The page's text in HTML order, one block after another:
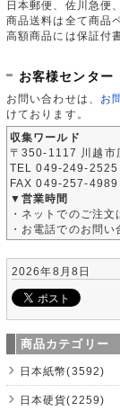
日本郵便、佐川急
商品送料は全て商品
高額商品には保証付
お客様センター
お問い合わせは、 お
けております。
収集ワールド
〒350-1117 川越市
TEL 049-249-2525
FAX 049-257-4989
▼営業時間
・ネットでのご注
・お電話でのお問
2026年8月8日
商品カテゴリー
日本紙幣(3592)
日本硬貨(2259)